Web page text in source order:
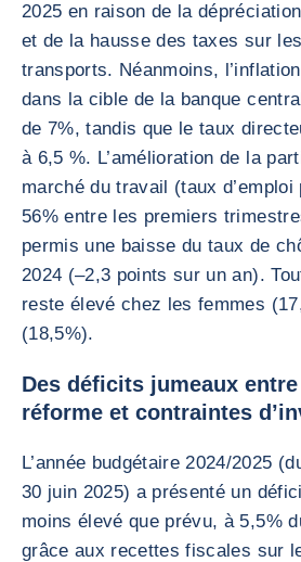
2025 en raison de la
et de la hausse des taxes sur
transports. Néanmoins,
dans la cible de la banque
de 7%, tandis que le taux
à 6,5 %. L’amélioration de la
marché du travail (taux
56% entre les premiers
permis une baisse du taux de
2024 (–2,3 points sur un an).
reste élevé chez les femmes
(18,5%).
Des déficits jumeaux
réforme et contraintes
L’année budgétaire 2024/2025
30 juin 2025) a présenté un
moins élevé que prévu, à 5,5%
grâce aux recettes fiscales sur